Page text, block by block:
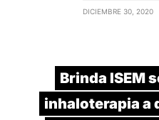
DICIEMBRE 30, 2020
Brinda ISEM
inhaloterapia a